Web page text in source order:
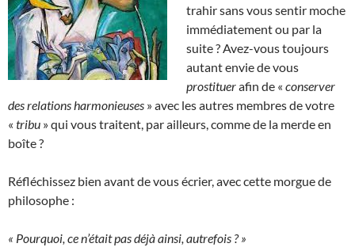
trahir sans vous sentir moche
immédiatement ou par la
suite ? Avez-vous toujours
autant envie de vous
prostituerafin de « conserver
des relations harmonieuses » avec les autres membres de votre
« tribu » qui vous traitent, par ailleurs, comme de la merde en
boîte ?
Réfléchissez bien avant de vous écrier, avec cette morgue de
philosophe :
« Pourquoi, ce n’était pas déjà ainsi, autrefois ? »